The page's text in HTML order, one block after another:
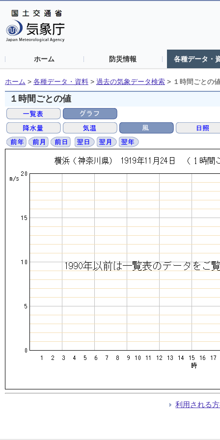
ホーム 防災情報 各種データ・
ホーム > 各種データ・資料 > 過去の気象データ検索 > １時間ごとの
１時間ごとの値
利用される